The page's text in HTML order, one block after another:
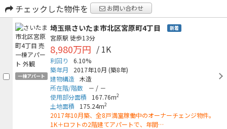
チェックした物件を
お問い合わせ
一棟アパート
埼玉県さいたま市北区宮原町4丁目 新着
宮原駅 徒歩13分
8,980万円 / 1K
利回り
6.10%
築年月
2017年10月 (築8年)
建物構造 木造
所在階/階数
－ / －
使用部分面積
167.76m2
土地面積 175.24m2
2017年10月築、全8戸満室稼働中のオーナーチェンジ物件。
1K＋ロフトの2階建てアパートで、年間…